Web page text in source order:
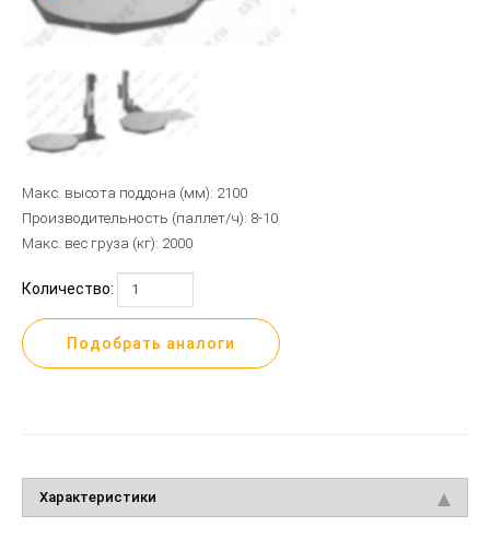
Макс. высота поддона (мм): 2100
Производительность (паллет/ч): 8-10
Макс. вес груза (кг): 2000
Количество:
Подобрать аналоги
Характеристики